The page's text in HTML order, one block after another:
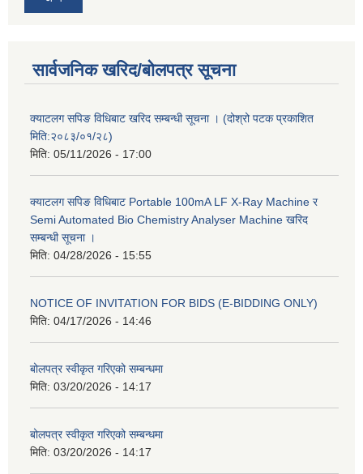
सार्वजनिक खरिद/बोलपत्र सूचना
क्याटलग सपिङ विधिबाट खरिद सम्बन्धी सूचना । (दोश्रो पटक प्रकाशित
मिति:२०८३/०१/२८)
मिति: 05/11/2026 - 17:00
क्याटलग सपिङ विधिबाट Portable 100mA LF X-Ray Machine र
Semi Automated Bio Chemistry Analyser Machine खरिद
सम्बन्धी सूचना ।
मिति: 04/28/2026 - 15:55
NOTICE OF INVITATION FOR BIDS (E-BIDDING ONLY)
मिति: 04/17/2026 - 14:46
बोलपत्र स्वीकृत गरिएको सम्बन्धमा
मिति: 03/20/2026 - 14:17
बोलपत्र स्वीकृत गरिएको सम्बन्धमा
मिति: 03/20/2026 - 14:17